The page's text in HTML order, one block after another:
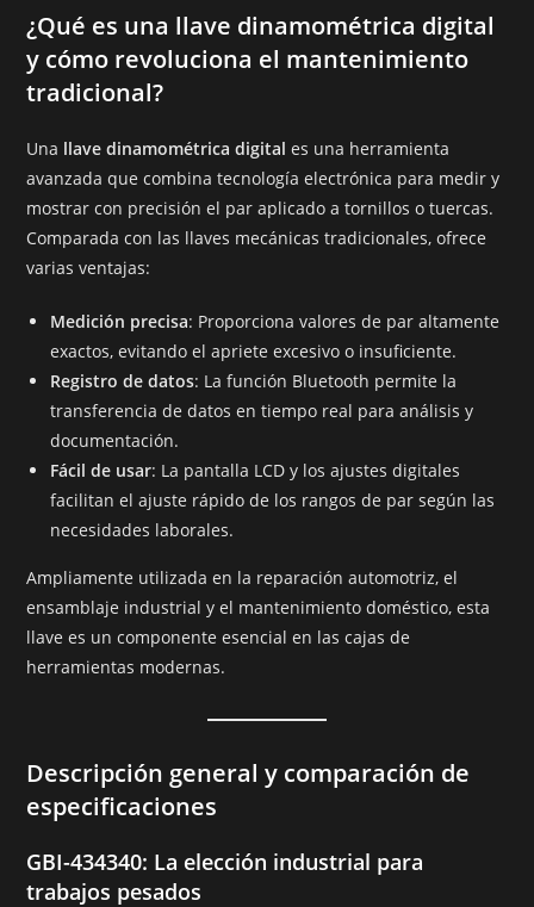
¿Qué es una llave dinamométrica digital
y cómo revoluciona el mantenimiento
tradicional?
Una llave dinamométrica digital es una herramienta
avanzada que combina tecnología electrónica para medir y
mostrar con precisión el par aplicado a tornillos o tuercas.
Comparada con las llaves mecánicas tradicionales, ofrece
varias ventajas:
Medición precisa: Proporciona valores de par altamente
exactos, evitando el apriete excesivo o insuficiente.
Registro de datos: La función Bluetooth permite la
transferencia de datos en tiempo real para análisis y
documentación.
Fácil de usar: La pantalla LCD y los ajustes digitales
facilitan el ajuste rápido de los rangos de par según las
necesidades laborales.
Ampliamente utilizada en la reparación automotriz, el
ensamblaje industrial y el mantenimiento doméstico, esta
llave es un componente esencial en las cajas de
herramientas modernas.
Descripción general y comparación de
especificaciones
GBI-434340: La elección industrial para
trabajos pesados